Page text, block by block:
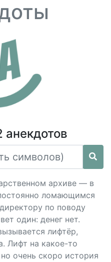
анекдотов
архиве — в
ломающимся
по поводу
один: денег нет.
лифтёр,
Лифт на какое-то
очень скоро история